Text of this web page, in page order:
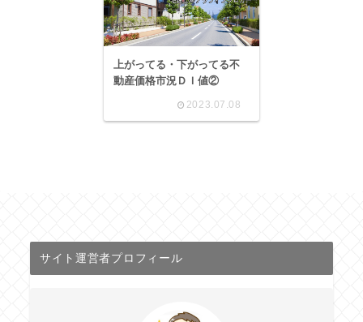
上がってる・下がってる不
動産価格市況ＤＩ値②
2023.07.08
サイト運営者プロフィール